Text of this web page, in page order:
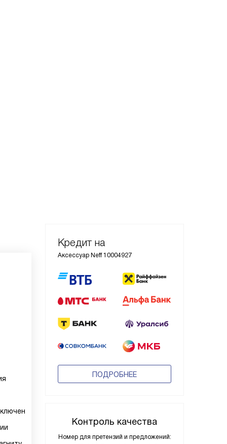
Кредит на
Аксессуар Neff 10004927
ПОДРОБНЕЕ
Контроль качества
Номер для претензий и предложений: